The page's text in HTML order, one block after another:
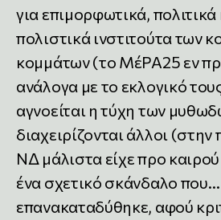
για επιμορφωτικά, πολιτικά
πολιστικά ινστιτούτα των
κομμάτων (το ΜέΡΑ25 εν
ανάλογα με το εκλογικό
αγνοείται η τύχη των
διαχειρίζονται άλλοι
ΝΔ μάλιστα είχε προ
ένα σχετικό σκάνδαλο που…
επανακαταδύθηκε, αφού